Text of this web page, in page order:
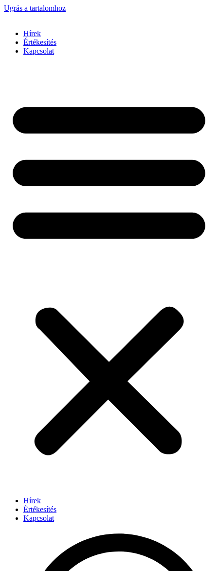
Ugrás a tartalomhoz
Hírek
Értékesítés
Kapcsolat
Hírek
Értékesítés
Kapcsolat